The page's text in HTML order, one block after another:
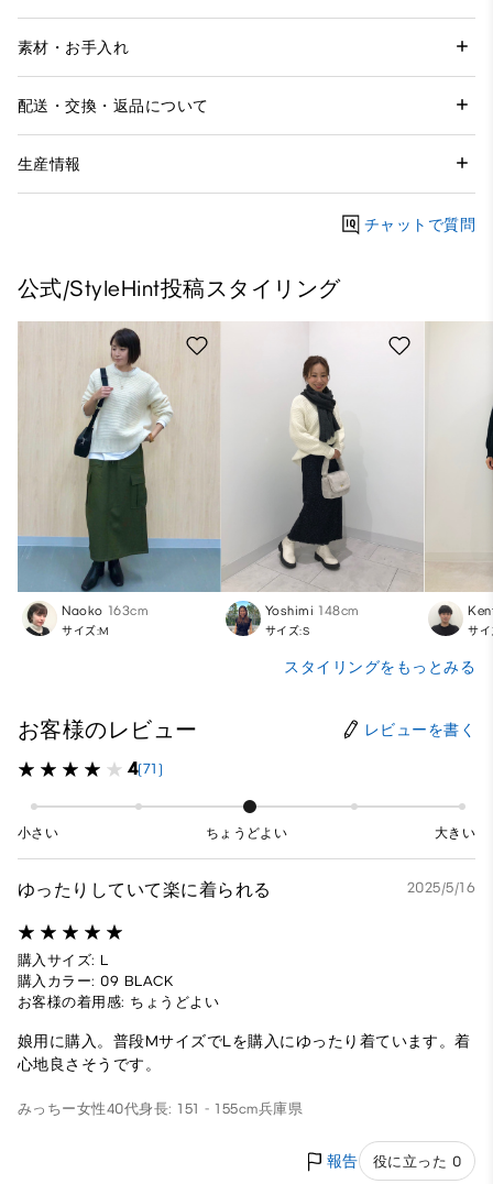
素材・お手入れ
配送・交換・返品について
生産情報
チャットで質問
公式/StyleHint投稿スタイリング
Naoko 163cm
サイズ:M
Yoshimi 148cm
サイズ:S サ
スタイリングをもっとみる
お客様のレビュー レビューを書く
4(71)
小さい ちょうどよい 大きい
ゆったりしていて楽に着られる 2025/5/16
購入サイズ: L
購入カラー: 09 BLACK
お客様の着用感: ちょうどよい
娘用に購入。普段MサイズでLを購入にゆったり着ています。着
心地良さそうです。
みっちー女性40代身長: 151 - 155cm兵庫県
報告 役に立った 0